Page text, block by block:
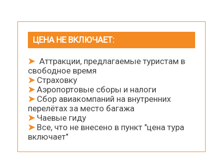
ЦЕНА НЕ ВКЛЮЧАЕТ:
➤Аттракции, предлагаемые туристам в
свободное время
➤Страховку
➤Аэропортовые сборы и налоги
➤Сбор авиакомпаний на внутренних
перелётах за место багажа
➤Чаевые гиду
➤Все, что не внесено в пункт "цена тура
включает"